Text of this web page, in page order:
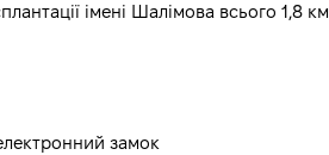
імені Шалімова всього 1,8 км
замок